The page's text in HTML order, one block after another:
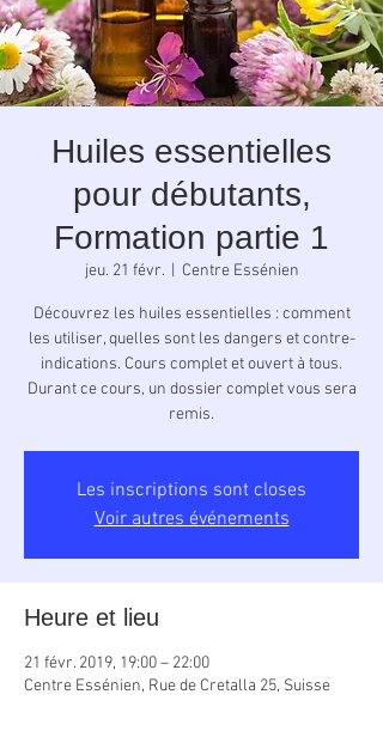
Huiles essentielles
pour débutants,
Formation partie 1
jeu. 21 févr.
  |
Centre Essénien
Découvrez les huiles essentielles : comment
les utiliser, quelles sont les dangers et contre-
indications. Cours complet et ouvert à tous.
Durant ce cours, un dossier complet vous sera
remis.
Les inscriptions sont closes
Voir autres événements
Heure et lieu
21 févr. 2019, 19:00 – 22:00
Centre Essénien, Rue de Cretalla 25, Suisse